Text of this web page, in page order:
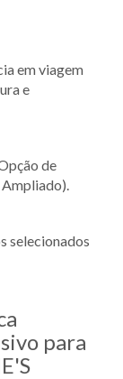
em viagem
e
de
selecionados
para